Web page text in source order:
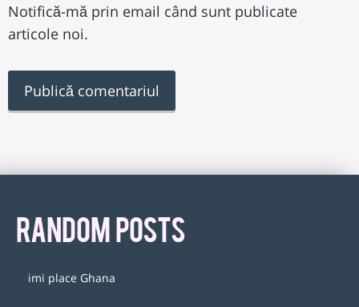
Notifică-mă prin email când sunt publicate
articole noi.
RANDOM POSTS
imi place Ghana